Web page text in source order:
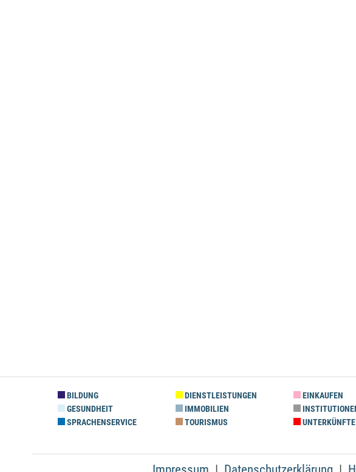
BILDUNG DIENSTLEISTUNGEN EINKAUFEN
GESUNDHEIT
IMMOBILIEN
SPRACHENSERVICE
TOURISMUS UNTERKÜNFTE